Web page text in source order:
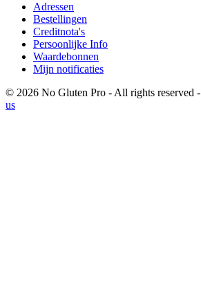
Adressen
Bestellingen
Creditnota's
Persoonlijke Info
Waardebonnen
Mijn notificaties
© 2026 No Gluten Pro - All rights reserved -
us